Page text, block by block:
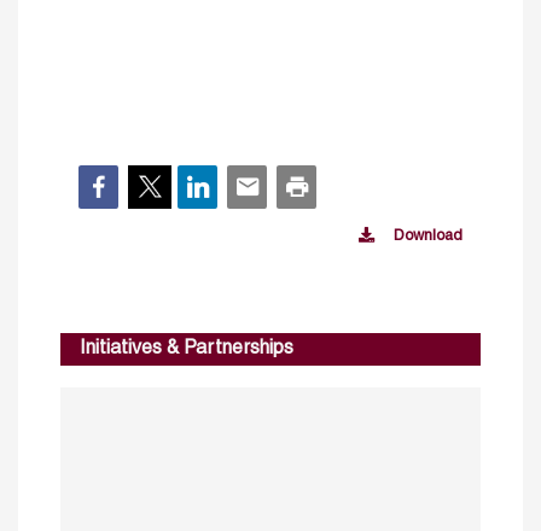
Download
Initiatives & Partnerships